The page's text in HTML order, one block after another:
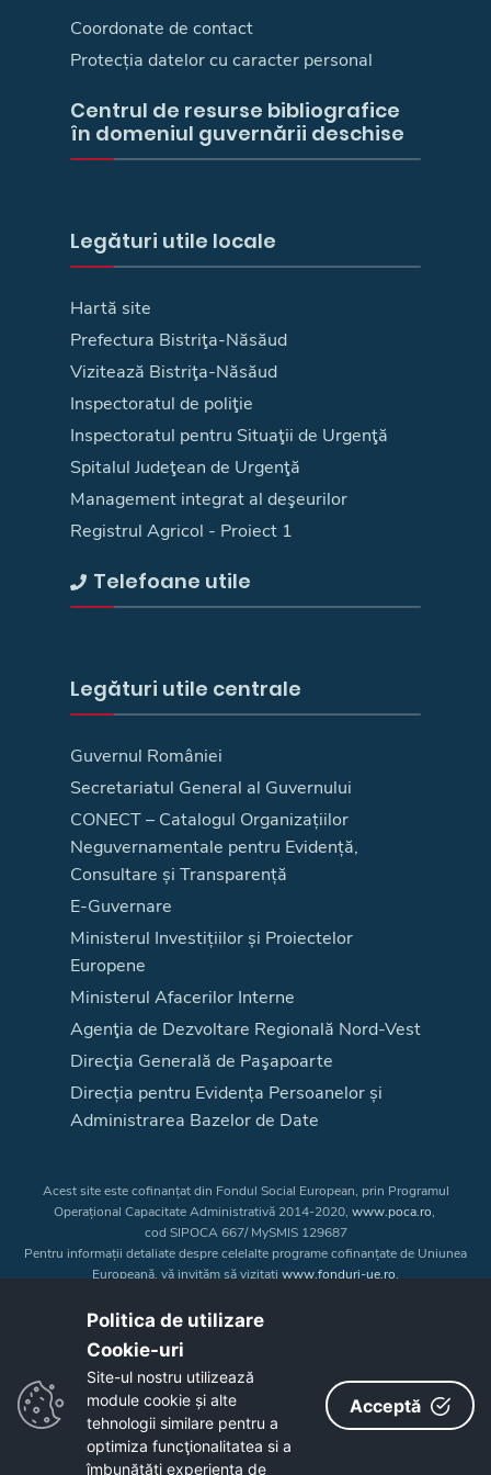
Coordonate de contact
Protecția datelor cu caracter personal
Centrul de resurse bibliografice
în domeniul guvernării deschise
Legături utile locale
Hartă site
Prefectura Bistriţa-Năsăud
Vizitează Bistriţa-Năsăud
Inspectoratul de poliţie
Inspectoratul pentru Situaţii de Urgenţă
Spitalul Judeţean de Urgenţă
Management integrat al deşeurilor
Registrul Agricol - Proiect 1
Telefoane utile
Legături utile centrale
Guvernul României
Secretariatul General al Guvernului
CONECT – Catalogul Organizațiilor
Neguvernamentale pentru Evidență,
Consultare și Transparență
E-Guvernare
Ministerul Investițiilor și Proiectelor
Europene
Ministerul Afacerilor Interne
Agenţia de Dezvoltare Regională Nord-Vest
Direcţia Generală de Paşapoarte
Direcția pentru Evidența Persoanelor și
Administrarea Bazelor de Date
Acest site este cofinanțat din Fondul Social European, prin Programul
Operațional Capacitate Administrativă 2014-2020, www.poca.ro,
cod SIPOCA 667/ MySMIS 129687
Pentru informații detaliate despre celelalte programe cofinanțate de Uniunea
Europeană, vă invităm să vizitați www.fonduri-ue.ro.
a Uniunii Europene. Întreaga responsabilitate asupra
Copyright © 2026 - Consiliul Judeţean Bistrița-Năsăud
Politica de utilizare
Cookie-uri‎
Site-ul nostru utilizează
module cookie și alte
tehnologii similare pentru a
optimiza funcţionalitatea si a
îmbunătăţi experienţa de
Acceptă